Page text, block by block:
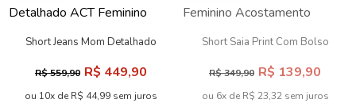
Short Jeans Mom Detalhado
R$ 559,90 R$ 449,90
ou 10x de R$ 44,99 sem juros
Short Saia Print Com Bolso
R$ 349,90 R$ 139,90
ou 6x de R$ 23,32 sem juros